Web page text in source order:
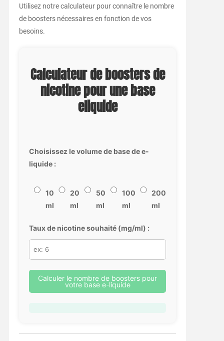
Utilisez notre calculateur pour connaître le nombre
de boosters nécessaires en fonction de vos
besoins.
Calculateur de boosters de
nicotine pour une base
eliquide
Choisissez le volume de base de e-
liquide :
10
ml
20
ml
50
ml
100
ml
200
ml
Taux de nicotine souhaité (mg/ml) :
Calculer le nombre de boosters pour
votre base e-liquide